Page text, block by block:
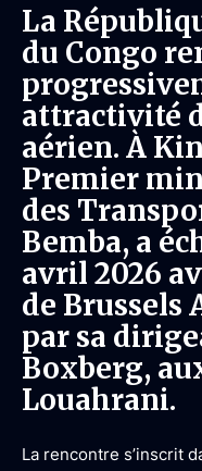
La
du Congo
attractivité
aérien. À
Premier
des
Bemba, a
avril 2026
de Brussels
par sa
Boxberg,
Louahrani.
La rencontre s’inscrit